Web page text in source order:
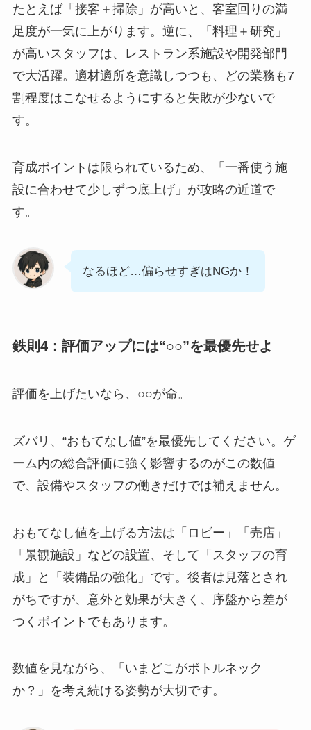
たとえば「接客＋掃除」が高いと、客室回りの満
足度が一気に上がります。逆に、「料理＋研究」
が高いスタッフは、レストラン系施設や開発部門
で大活躍。適材適所を意識しつつも、どの業務も7
割程度はこなせるようにすると失敗が少ないで
す。
育成ポイントは限られているため、「一番使う施
設に合わせて少しずつ底上げ」が攻略の近道で
す。
なるほど…偏らせすぎはNGか！
鉄則4：評価アップには“○○”を最優先せよ
評価を上げたいなら、○○が命。
ズバリ、“おもてなし値”を最優先してください。ゲ
ーム内の総合評価に強く影響するのがこの数値
で、設備やスタッフの働きだけでは補えません。
おもてなし値を上げる方法は「ロビー」「売店」
「景観施設」などの設置、そして「スタッフの育
成」と「装備品の強化」です。後者は見落とされ
がちですが、意外と効果が大きく、序盤から差が
つくポイントでもあります。
数値を見ながら、「いまどこがボトルネック
か？」を考え続ける姿勢が大切です。